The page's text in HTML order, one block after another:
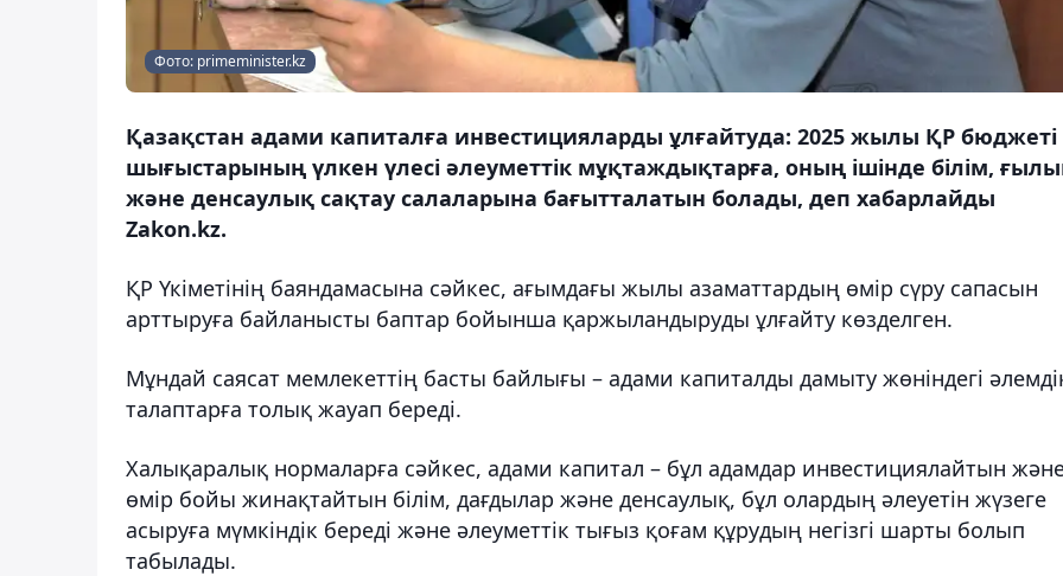
Фото: primeminister.kz
Қазақстан адами капиталға инвестицияларды ұлғайтуда: 2025 жылы ҚР бюджеті
шығыстарының үлкен үлесі әлеуметтік мұқтаждықтарға, оның ішінде білім,
және денсаулық сақтау салаларына бағытталатын болады, деп хабарлайды
Zakon.kz.
ҚР Үкіметінің баяндамасына сәйкес, ағымдағы жылы азаматтардың өмір сүру сапасын
арттыруға байланысты баптар бойынша қаржыландыруды ұлғайту көзделген.
Мұндай саясат мемлекеттің басты байлығы – адами капиталды дамыту жөніндегі
талаптарға толық жауап береді.
Халықаралық нормаларға сәйкес, адами капитал – бұл адамдар инвестициялайтын
өмір бойы жинақтайтын білім, дағдылар және денсаулық, бұл олардың әлеуетін жүзеге
асыруға мүмкіндік береді және әлеуметтік тығыз қоғам құрудың негізгі шарты болып
табылады.